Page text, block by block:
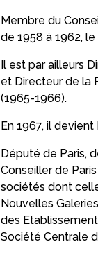
Membre du
de 1958 à 1962,
Il est par ailleurs
et Directeur de la
(1965-1966).
En 1967, il
Député de Paris,
Conseiller de
sociétés dont
Nouvelles
des
Société Centrale